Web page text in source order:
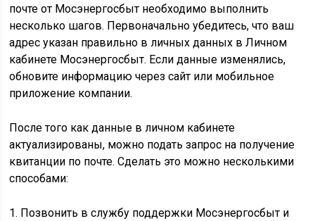
почте от Мосэнергосбыт необходимо выполнить
несколько шагов. Первоначально убедитесь, что ваш
адрес указан правильно в личных данных в Личном
кабинете Мосэнергосбыт. Если данные изменялись,
обновите информацию через сайт или мобильное
приложение компании.
После того как данные в личном кабинете
актуализированы, можно подать запрос на получение
квитанции по почте. Сделать это можно несколькими
способами:
1. Позвонить в службу поддержки Мосэнергосбыт и